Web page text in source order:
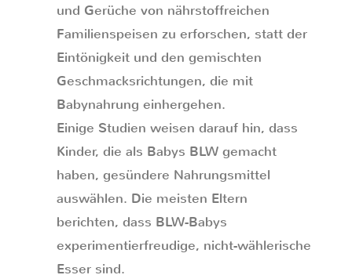
und Gerüche von nährstoffreichen
Familienspeisen zu erforschen, statt der
Eintönigkeit und den gemischten
Geschmacksrichtungen, die mit
Babynahrung einhergehen.
Einige Studien weisen darauf hin, dass
Kinder, die als Babys BLW gemacht
haben, gesündere Nahrungsmittel
auswählen. Die meisten Eltern
berichten, dass BLW-Babys
experimentierfreudige, nicht-wählerische
Esser sind.